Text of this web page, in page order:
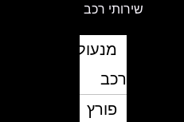
שירותי רכב
מנעולן
פורץ